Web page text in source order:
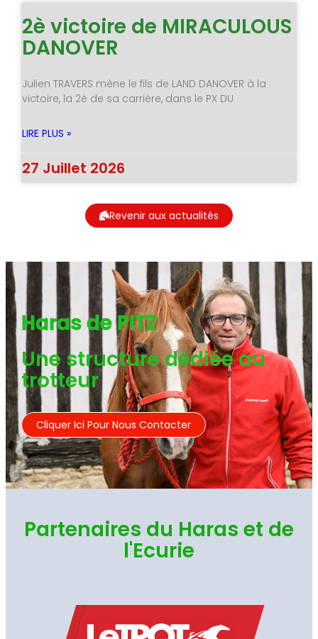
2è victoire de MIRACULOUS
DANOVER
Julien TRAVERS mène le fils de LAND DANOVER à la
victoire, la 2è de sa carrière, dans le PX DU
LIRE PLUS »
27 Juillet 2026
Revenir aux actualités
Haras de PITZ
Une structure dédiée au
trotteur
Cliquer Ici Pour Nous Contacter
Partenaires du Haras et de
l'Ecurie